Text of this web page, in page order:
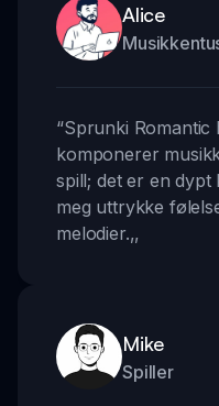
Alice
“Sprunki Romantic
komponerer
spill; det er en dypt
meg uttrykke
melodier.,,
Mike
Spiller